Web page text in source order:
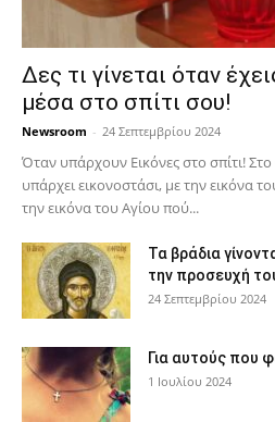
Δες τι γίνεται όταν
μέσα στο σπίτι σου!
Newsroom - 24 Σεπτεμβρίου 2024
Όταν υπάρχουν Εικόνες στο σπίτι!
υπάρχει εικονοστάσι, με την εικόνα
την εικόνα του Αγίου πού...
Τα βράδια
την προσευχή
24 Σεπτεμβρίου 2024
Για αυτούς που
1 Ιουλίου 2024